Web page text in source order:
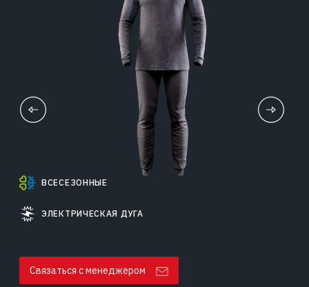
ВСЕСЕЗОННЫЕ
ЭЛЕКТРИЧЕСКАЯ ДУГА
Связаться с менеджером